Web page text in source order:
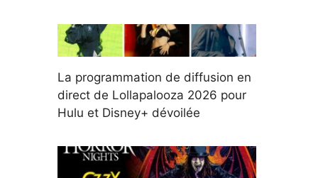
La programmation de diffusion en
direct de Lollapalooza 2026 pour
Hulu et Disney+ dévoilée